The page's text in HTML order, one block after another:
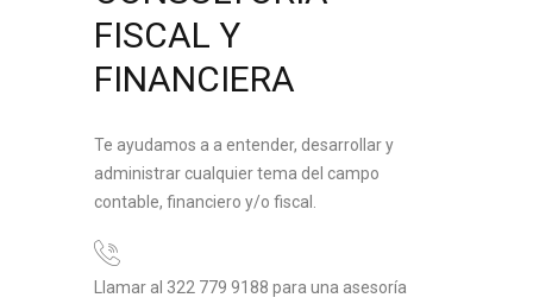
FISCAL Y
FINANCIERA
Te ayudamos a a entender, desarrollar y
administrar cualquier tema del campo
contable, financiero y/o fiscal.
Llamar al 322 779 9188 para una asesoría